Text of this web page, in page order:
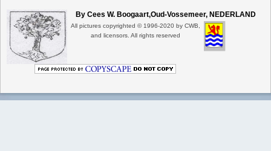
By Cees W. Boogaart,Oud-Vossemeer, NEDERLAND
All pictures copyrighted © 1996-2020 by CWB,
and licensors. All rights reserved